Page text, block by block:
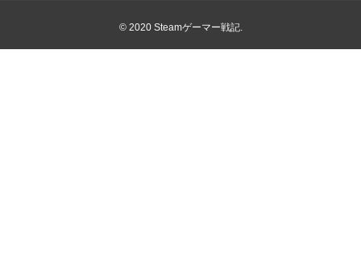
© 2020 Steamゲーマー戦記.